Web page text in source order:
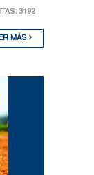
3192
MÁS